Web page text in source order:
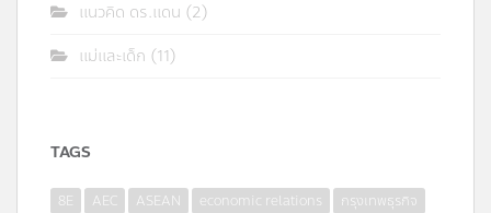
แนวคิด ดร.แดน (2)
แม่และเด็ก (11)
TAGS
8E AEC ASEAN economic relations
กรุงเทพธุรกิจ